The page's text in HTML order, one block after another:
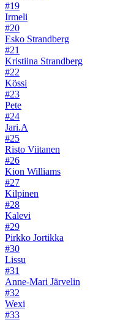
#19
Irmeli
#20
Esko Strandberg
#21
Kristiina Strandberg
#22
Kössi
#23
Pete
#24
Jari.A
#25
Risto Viitanen
#26
Kion Williams
#27
Kilpinen
#28
Kalevi
#29
Pirkko Jortikka
#30
Lissu
#31
Anne-Mari Järvelin
#32
Wexi
#33